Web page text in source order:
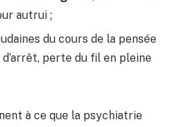
autrui ;
du cours de la pensée
perte du fil en pleine
à ce que la psychiatrie